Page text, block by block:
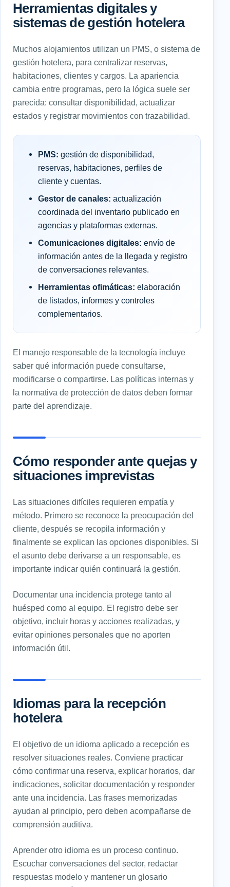
Herramientas digitales y
sistemas de gestión hotelera
Muchos alojamientos utilizan un PMS, o sistema de
gestión hotelera, para centralizar reservas,
habitaciones, clientes y cargos. La apariencia
cambia entre programas, pero la lógica suele ser
parecida: consultar disponibilidad, actualizar
estados y registrar movimientos con trazabilidad.
PMS: gestión de disponibilidad,
reservas, habitaciones, perfiles de
cliente y cuentas.
Gestor de canales: actualización
coordinada del inventario publicado en
agencias y plataformas externas.
Comunicaciones digitales: envío de
información antes de la llegada y registro
de conversaciones relevantes.
Herramientas ofimáticas: elaboración
de listados, informes y controles
complementarios.
El manejo responsable de la tecnología incluye
saber qué información puede consultarse,
modificarse o compartirse. Las políticas internas y
la normativa de protección de datos deben formar
parte del aprendizaje.
Cómo responder ante quejas y
situaciones imprevistas
Las situaciones difíciles requieren empatía y
método. Primero se reconoce la preocupación del
cliente, después se recopila información y
finalmente se explican las opciones disponibles. Si
el asunto debe derivarse a un responsable, es
importante indicar quién continuará la gestión.
Documentar una incidencia protege tanto al
huésped como al equipo. El registro debe ser
objetivo, incluir horas y acciones realizadas, y
evitar opiniones personales que no aporten
información útil.
Idiomas para la recepción
hotelera
El objetivo de un idioma aplicado a recepción es
resolver situaciones reales. Conviene practicar
cómo confirmar una reserva, explicar horarios, dar
indicaciones, solicitar documentación y responder
ante una incidencia. Las frases memorizadas
ayudan al principio, pero deben acompañarse de
comprensión auditiva.
Aprender otro idioma es un proceso continuo.
Escuchar conversaciones del sector, redactar
respuestas modelo y mantener un glosario